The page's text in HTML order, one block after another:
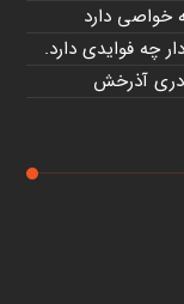
دارد
چه فوایدی دارد.
آذرخش